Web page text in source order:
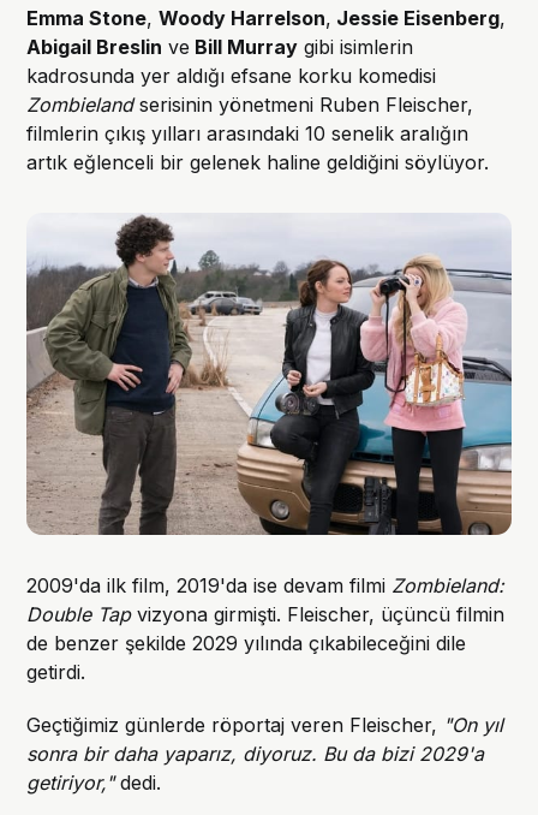
Emma Stone,Woody Harrelson, Jessie Eisenberg,
Abigail Breslin ve Bill Murray gibi isimlerin
kadrosunda yer aldığı efsane korku komedisi
Zombielandserisinin yönetmeni Ruben Fleischer,
filmlerin çıkış yılları arasındaki 10 senelik aralığın
artık eğlenceli bir gelenek haline geldiğini söylüyor.
2009'da ilk film, 2019'da ise devam filmi Zombieland:
Double Tapvizyona girmişti. Fleischer, üçüncü filmin
de benzer şekilde 2029 yılında çıkabileceğini dile
getirdi.
Geçtiğimiz günlerde röportaj veren Fleischer, "On yıl
sonra bir daha yaparız, diyoruz. Bu da bizi 2029'a
getiriyor,"dedi.